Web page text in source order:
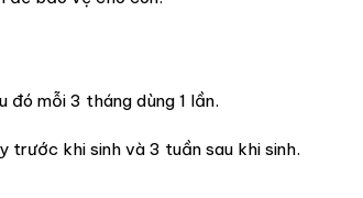
đó mỗi 3 tháng dùng 1 lần.
trước khi sinh và 3 tuần sau khi sinh.